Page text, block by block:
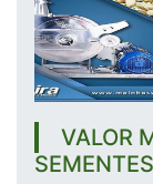
VALOR
SEMENTES